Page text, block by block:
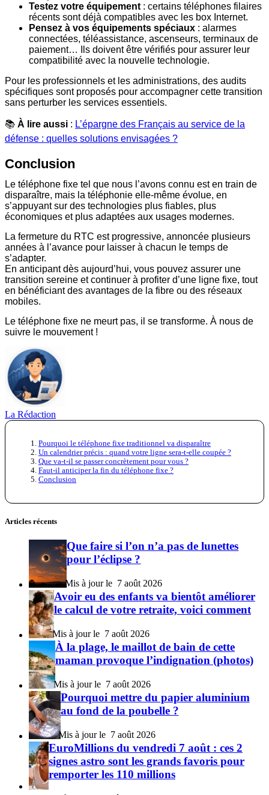
Testez votre équipement : certains téléphones filaires
récents sont déjà compatibles avec les box Internet.
Pensez à vos équipements spéciaux : alarmes
connectées, téléassistance, ascenseurs, terminaux de
paiement… Ils doivent être vérifiés pour assurer leur
compatibilité avec la nouvelle technologie.
Pour les professionnels et les administrations, des audits
spécifiques sont proposés pour accompagner cette transition
sans perturber les services essentiels.
📚 À lire aussi : L’épargne des Français au service de la
défense : quelles solutions envisagées ?
Conclusion
Le téléphone fixe tel que nous l’avons connu est en train de
disparaître, mais la téléphonie elle-même évolue, en
s’appuyant sur des technologies plus fiables, plus
économiques et plus adaptées aux usages modernes.
La fermeture du RTC est progressive, annoncée plusieurs
années à l’avance pour laisser à chacun le temps de
s’adapter.
En anticipant dès aujourd’hui, vous pouvez assurer une
transition sereine et continuer à profiter d’une ligne fixe, tout
en bénéficiant des avantages de la fibre ou des réseaux
mobiles.
Le téléphone fixe ne meurt pas, il se transforme. À nous de
suivre le mouvement !
La Rédaction
Pourquoi le téléphone fixe traditionnel va disparaître
Un calendrier précis : quand votre ligne sera-t-elle coupée ?
Que va-t-il se passer concrètement pour vous ?
Faut-il anticiper la fin du téléphone fixe ?
Conclusion
Articles récents
Que faire si l’on n’a pas de lunettes
pour l’éclipse ?
7 août 2026
Avoir eu des enfants va bientôt améliorer
le calcul de votre retraite, voici comment
7 août 2026
À la plage, le maillot de bain de cette
maman provoque l’indignation (photos)
7 août 2026
Pourquoi mettre du papier aluminium
au fond de la poubelle ?
7 août 2026
EuroMillions du vendredi 7 août : ces 2
signes astro sont les grands favoris pour
remporter les 110 millions